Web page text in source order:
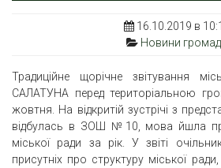
16.10.2019 в
Новини
Традиційне щорічне звітування
САЛАТУНА перед територіальною
жовтня. На відкритій зустрічі з
відбулась в ЗОШ №10, мова йшла
міської ради за рік. У звіті
присутніх про структуру міської